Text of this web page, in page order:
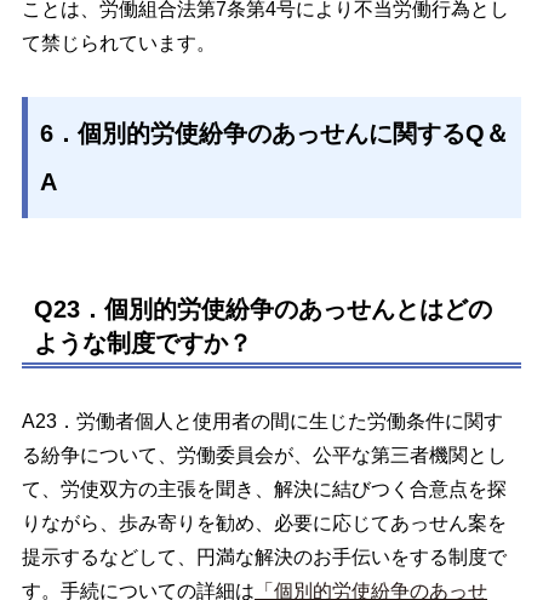
ことは、労働組合法第7条第4号により不当労働行為とし
て禁じられています。
6．個別的労使紛争のあっせんに関するQ＆
A
Q23．個別的労使紛争のあっせんとはどの
ような制度ですか？
A23．労働者個人と使用者の間に生じた労働条件に関す
る紛争について、労働委員会が、公平な第三者機関とし
て、労使双方の主張を聞き、解決に結びつく合意点を探
りながら、歩み寄りを勧め、必要に応じてあっせん案を
提示するなどして、円満な解決のお手伝いをする制度で
す。手続についての詳細は 「個別的労使紛争のあっせ